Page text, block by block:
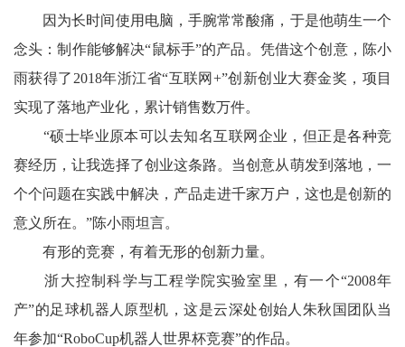
因为长时间使用电脑，手腕常常酸痛，于是他萌生一个
念头：制作能够解决“鼠标手”的产品。凭借这个创意，陈小
雨获得了2018年浙江省“互联网+”创新创业大赛金奖，项目
实现了落地产业化，累计销售数万件。
“硕士毕业原本可以去知名互联网企业，但正是各种竞
赛经历，让我选择了创业这条路。当创意从萌发到落地，一
个个问题在实践中解决，产品走进千家万户，这也是创新的
意义所在。”陈小雨坦言。
有形的竞赛，有着无形的创新力量。
浙大控制科学与工程学院实验室里，有一个“2008年
产”的足球机器人原型机，这是云深处创始人朱秋国团队当
年参加“RoboCup机器人世界杯竞赛”的作品。